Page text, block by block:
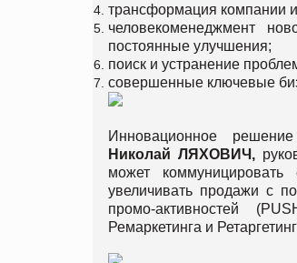
трансформация компании
человекоменеджмент
постоянные улучшения;
поиск и устранение
совершенные ключевые
Инновационное
НиколайЛЯХОВИЧ ,
может
увеличивать продажи с
промо-активностей
Ремаркетинга и